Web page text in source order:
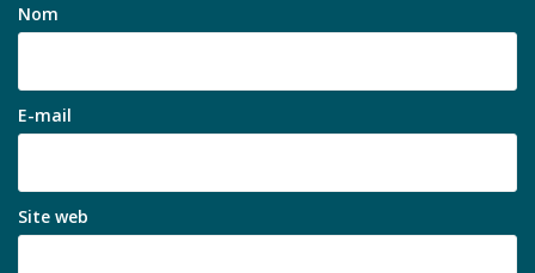
Nom
E-mail
Site web